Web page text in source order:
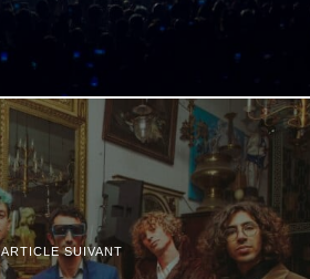
ARTICLE SUIVANT